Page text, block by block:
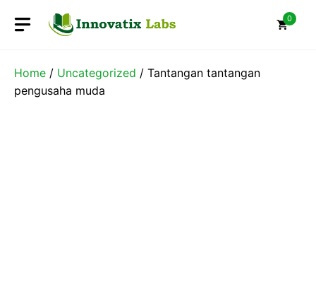
0
Home / Uncategorized / Tantangan tantangan
pengusaha muda